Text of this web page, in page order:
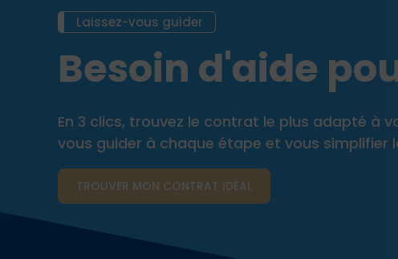
Laissez-vous guider
Besoin d'aide
En 3 clics, trouvez le contrat le plus adapté à
vous guider à chaque étape et vous simplifier
TROUVER MON CONTRAT​ IDÉAL